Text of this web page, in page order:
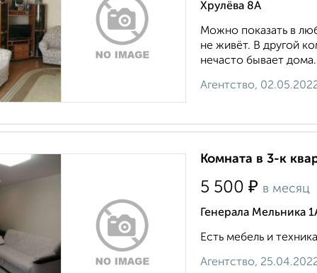
Хрулёва 8А
Можно показать в
не живёт. В другой
нечасто бывает
Агентство,
Комната в 3-к
5 500 ₽ в месяц
Генерала Мельника
Есть мебель и
Агентство,